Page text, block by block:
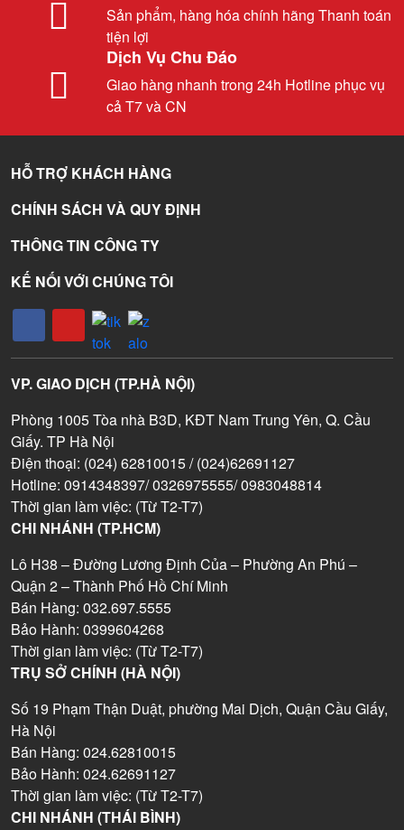
Sản phẩm, hàng hóa chính hãng Thanh toán
tiện lợi
Dịch Vụ Chu Đáo
Giao hàng nhanh trong 24h Hotline phục vụ
cả T7 và CN
HỖ TRỢ KHÁCH HÀNG
CHÍNH SÁCH VÀ QUY ĐỊNH
THÔNG TIN CÔNG TY
KẾ NỐI VỚI CHÚNG TÔI
VP. GIAO DỊCH (TP.HÀ NỘI)
Phòng 1005 Tòa nhà B3D, KĐT Nam Trung Yên, Q. Cầu
Giấy. TP Hà Nội
Điện thoại: (024) 62810015 / (024)62691127
Hotline: 0914348397/ 0326975555/ 0983048814
Thời gian làm việc: (Từ T2-T7)
CHI NHÁNH (TP.HCM)
Lô H38 – Đường Lương Định Của – Phường An Phú –
Quận 2 – Thành Phố Hồ Chí Minh
Bán Hàng: 032.697.5555
Bảo Hành: 0399604268
Thời gian làm việc: (Từ T2-T7)
TRỤ SỞ CHÍNH (HÀ NỘI)
Số 19 Phạm Thận Duật, phường Mai Dịch, Quận Cầu Giấy,
Hà Nội
Bán Hàng: 024.62810015
Bảo Hành: 024.62691127
Thời gian làm việc: (Từ T2-T7)
CHI NHÁNH (THÁI BÌNH)